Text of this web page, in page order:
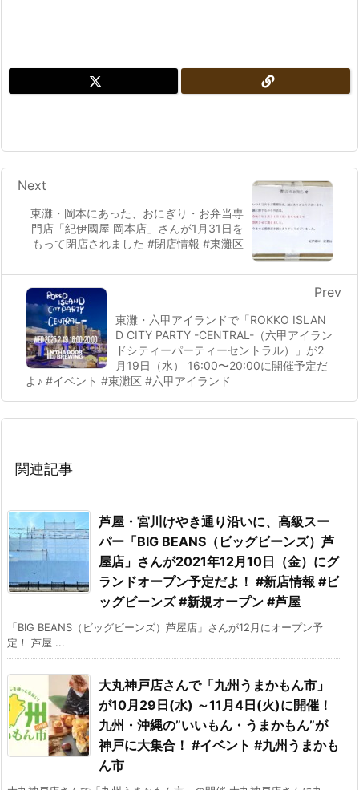
東灘・岡本にあった、おにぎり・お弁当専
門店「紀伊國屋 岡本店」さんが1月31日を
もって閉店されました #閉店情報 #東灘区
Next
東灘・六甲アイランドで「ROKKO ISLAN
D CITY PARTY -CENTRAL-（六甲アイラン
ドシティーパーティーセントラル）」が2
月19日（水） 16:00〜20:00に開催予定だ
よ♪ #イベント #東灘区 #六甲アイランド
Prev
関連記事
芦屋・宮川けやき通り沿いに、高級スー
パー「BIG BEANS（ビッグビーンズ）芦
屋店」さんが2021年12月10日（金）にグ
ランドオープン予定だよ！ #新店情報 #ビ
ッグビーンズ #新規オープン #芦屋
「BIG BEANS（ビッグビーンズ）芦屋店」さんが12月にオープン予
定！ 芦屋 ...
大丸神戸店さんで「九州うまかもん市」
が10月29日(水) ～11月4日(火)に開催！
九州・沖縄の”いいもん・うまかもん”が
神戸に大集合！ #イベント #九州うまかも
ん市